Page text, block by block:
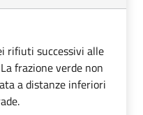
rifiuti successivi alle
frazione verde non
a distanze inferiori